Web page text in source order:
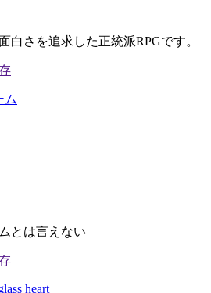
白さを追求した正統派RPGです。
とは言えない